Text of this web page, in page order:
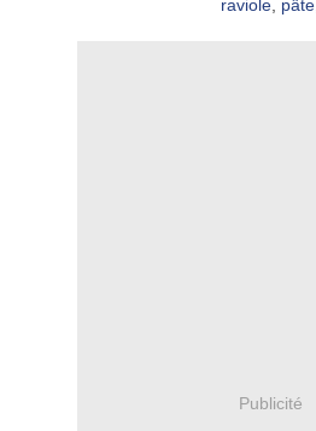
raviole pâte
Publicité